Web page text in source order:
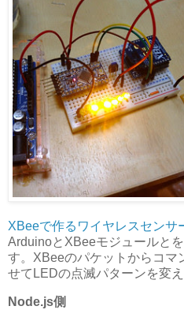
XBeeで作るワイヤレスセンサ
ArduinoとXBeeモジュールと
す。XBeeのパケットからコマ
せてLEDの点滅パターンを変え
Node.js側